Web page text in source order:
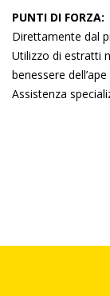
PUNTI DI FORZA:
Direttamente dal
Utilizzo di estratti
benessere dell’ape
Assistenza